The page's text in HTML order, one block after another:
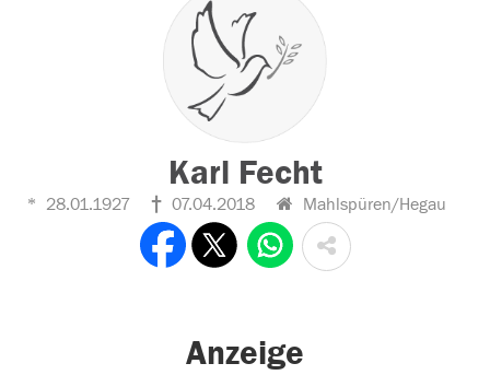
Karl Fecht
28.01.1927 07.04.2018 Mahlspüren/Hegau
Anzeige